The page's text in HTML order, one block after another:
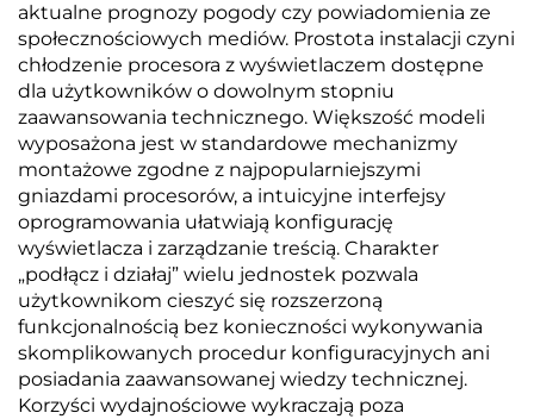
aktualne prognozy pogody czy powiadomienia ze
społecznościowych mediów. Prostota instalacji czyni
chłodzenie procesora z wyświetlaczem dostępne
dla użytkowników o dowolnym stopniu
zaawansowania technicznego. Większość modeli
wyposażona jest w standardowe mechanizmy
montażowe zgodne z najpopularniejszymi
gniazdami procesorów, a intuicyjne interfejsy
oprogramowania ułatwiają konfigurację
wyświetlacza i zarządzanie treścią. Charakter
„podłącz i działaj” wielu jednostek pozwala
użytkownikom cieszyć się rozszerzoną
funkcjonalnością bez konieczności wykonywania
skomplikowanych procedur konfiguracyjnych ani
posiadania zaawansowanej wiedzy technicznej.
Korzyści wydajnościowe wykraczają poza